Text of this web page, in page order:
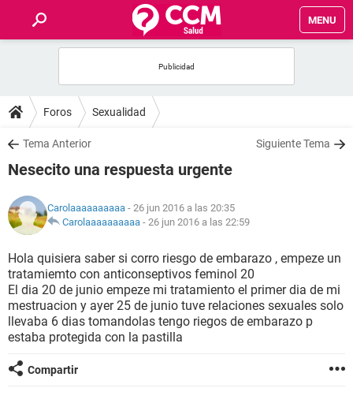
MENU
FOROS
SALUD
NUTRICIÓN
BIENESTAR
SEXUALIDAD
GLOSARIO
Foros Sexualidad
Tema Anterior Siguiente Tema
Nesecito una respuesta urgente
Carolaaaaaaaaaa - 26 jun 2016 a las 20:35
Carolaaaaaaaaaa - 26 jun 2016 a las 22:59
Hola quisiera saber si corro riesgo de embarazo , empeze un
tratamiemto con anticonseptivos feminol 20
El dia 20 de junio empeze mi tratamiento el primer dia de mi
mestruacion y ayer 25 de junio tuve relaciones sexuales solo
llevaba 6 dias tomandolas tengo riegos de embarazo p
estaba protegida con la pastilla
Compartir